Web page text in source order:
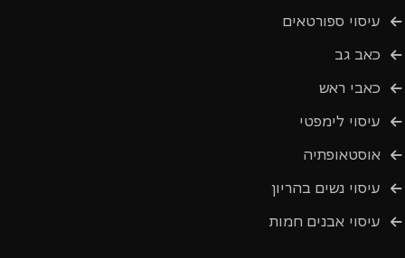
עיסוי ספורטאים
כאב גב
כאבי ראש
עיסוי לימפטי
אוסטאופתיה
עיסוי נשים בהריון
עיסוי אבנים חמות